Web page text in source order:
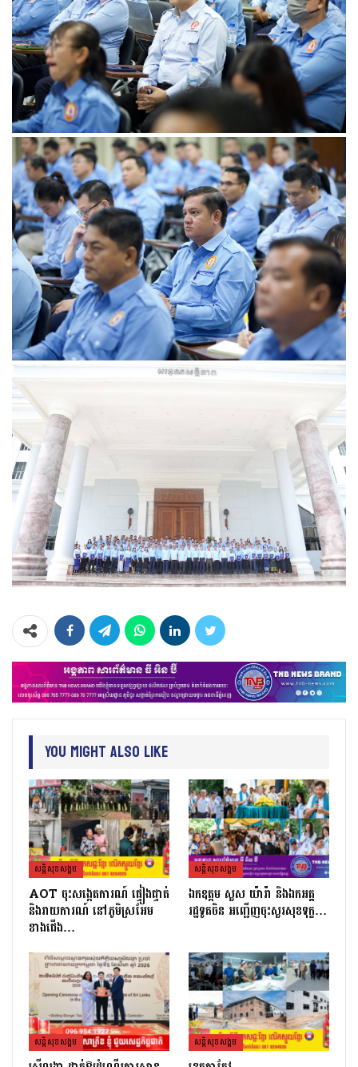
You Might Also Like
សន្តិសុខសង្គម
AOT ចុះសង្កេតការណ៍ ផ្ទៀងផ្ទាត់
និងរាយការណ៍ នៅភូមិស្រអែម
ខាងជើង…
សន្តិសុខសង្គម
ឯកឧត្តម សួស យ៉ារ៉ា និងឯកអគ្គ
រដ្ឋទូតចិន អញ្ជើញចុះសួរសុខទុក្ខ…
សន្តិសុខសង្គម សន្តិសុខសង្គម